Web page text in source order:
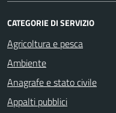
CATEGORIE DI SERVIZIO
Agricoltura e pesca
Ambiente
Anagrafe e stato civile
Appalti pubblici